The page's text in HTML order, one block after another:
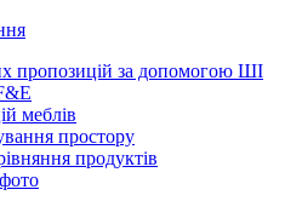
пропозицій за допомогою ШІ
меблів
простору
продуктів